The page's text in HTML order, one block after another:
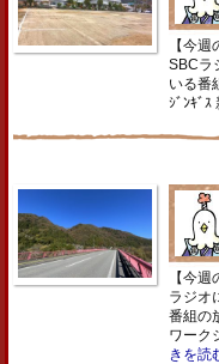
【今
SBCラ
いる番
ｼﾞﾝｷﾞ
【今
ラジオ
番組の
ワーク
きを読